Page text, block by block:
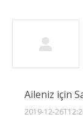
Aileniz için
2019-12-